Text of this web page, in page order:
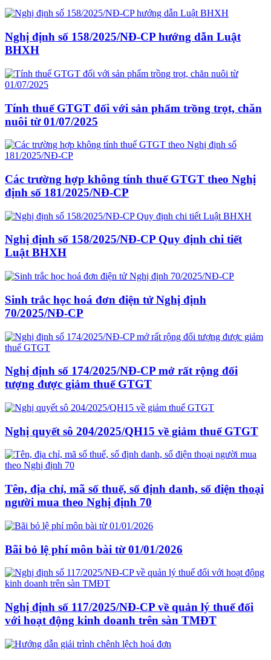
Nghị định số 158/2025/NĐ-CP hướng dẫn Luật
BHXH
Tính thuế GTGT đối với sản phẩm trồng trọt, chăn
nuôi từ 01/07/2025
Các trường hợp không tính thuế GTGT theo Nghị
định số 181/2025/NĐ-CP
Nghị định số 158/2025/NĐ-CP Quy định chi tiết
Luật BHXH
Sinh trắc học hoá đơn điện tử Nghị định
70/2025/NĐ-CP
Nghị định số 174/2025/NĐ-CP mở rất rộng đối
tượng được giảm thuế GTGT
Nghị quyết sô 204/2025/QH15 về giảm thuế GTGT
Tên, địa chỉ, mã số thuế, số định danh, số điện thoại
người mua theo Nghị định 70
Bãi bỏ lệ phí môn bài từ 01/01/2026
Nghị định số 117/2025/NĐ-CP về quản lý thuế đối
với hoạt động kinh doanh trên sàn TMĐT